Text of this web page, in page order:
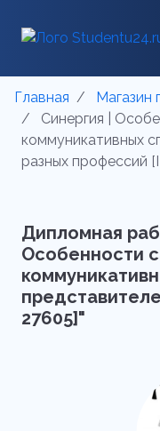
Главная
Магазин
Синергия |
коммуникативных
разных профессий
Дипломная
Особенности
27605]"